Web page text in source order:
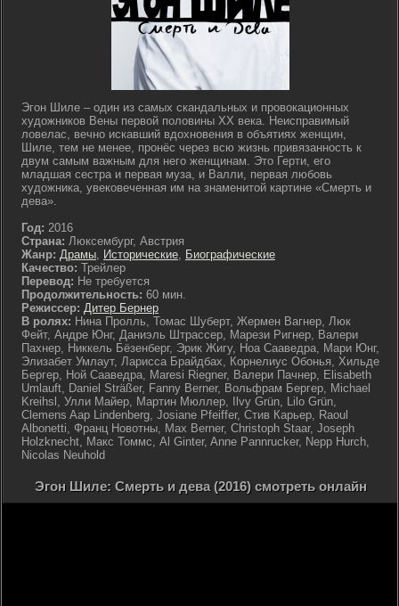
Эгон Шиле – один из самых скандальных и провокационных
художников Вены первой половины XX века. Неисправимый
ловелас, вечно искавший вдохновения в объятиях женщин,
Шиле, тем не менее, пронёс через всю жизнь привязанность к
двум самым важным для него женщинам. Это Герти, его
младшая сестра и первая муза, и Валли, первая любовь
художника, увековеченная им на знаменитой картине «Смерть и
дева».
Год: 2016
Страна: Люксембург, Австрия
Жанр: Драмы, Исторические, Биографические
Качество: Трейлер
Перевод: Не требуется
Продолжительность: 60 мин.
Режиссер: Дитер Бернер
В ролях: Нина Пролль, Томас Шуберт, Жермен Вагнер, Люк
Фейт, Андре Юнг, Даниэль Штрассер, Марези Ригнер, Валери
Пахнер, Никкель Бёзенберг, Эрик Жигу, Ноа Сааведра, Мари Юнг,
Элизабет Умлаут, Ларисса Брайдбах, Корнелиус Обонья, Хильде
Бергер, Ной Сааведра, Maresi Riegner, Валери Пачнер, Elisabeth
Umlauft, Daniel Sträßer, Fanny Berner, Вольфрам Бергер, Michael
Kreihsl, Улли Майер, Мартин Мюллер, Ilvy Grün, Lilo Grün,
Clemens Aap Lindenberg, Josiane Pfeiffer, Стив Карьер, Raoul
Albonetti, Франц Новотны, Max Berner, Christoph Staar, Joseph
Holzknecht, Макс Томмс, Al Ginter, Anne Pannrucker, Nepp Hurch,
Nicolas Neuhold
Эгон Шиле: Смерть и дева (2016) смотреть онлайн